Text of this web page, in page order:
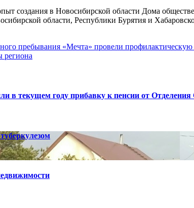
создания в Новосибирской области Дома
области, Республики Бурятия и
пребывания «Мечта» провели
региона
в текущем году прибавку к пенсии от